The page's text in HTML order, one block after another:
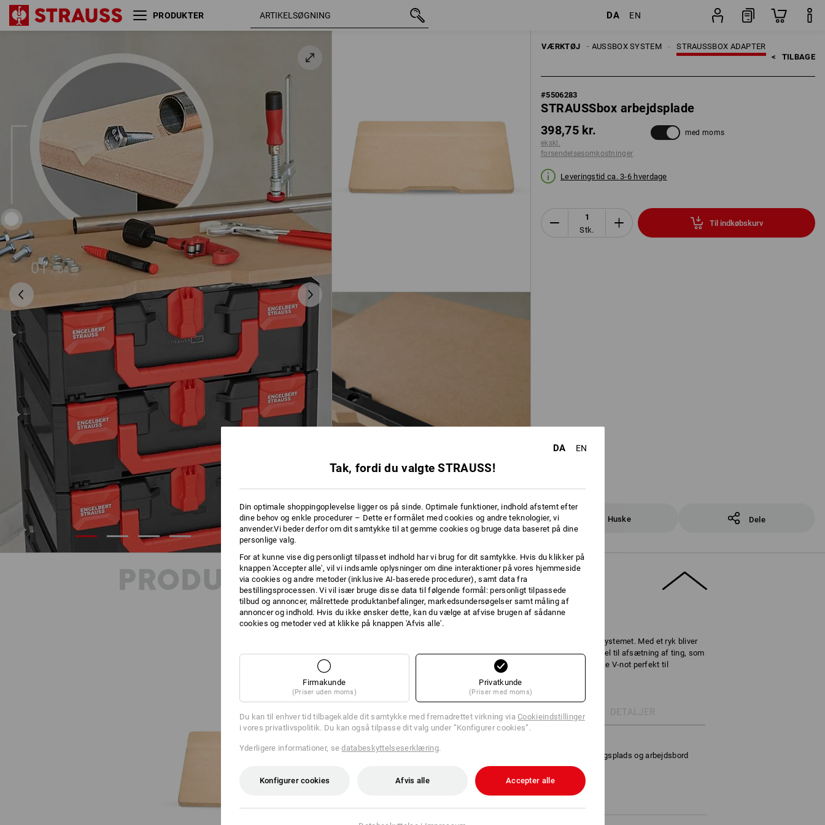
PRODUKTER DA EN
01 / 04
VÆRKTØJ STRAUSSBOX ADAPTER
STRAUSSBOX SYSTEM
HÅNDVÆRKTØJER
< TILBAGE
#5506283
STRAUSSbox arbejdsplade
398,75 kr.
ekskl.
forsendelsesomkostninger
med moms
Leveringstid ca. 3-6 hverdage
Stk.
Til indkøbskurv
Huske Dele
STRAUSSbox arbejdsplade 398,75 kr.
med moms
PRODUKTINFO
ARBEJDSBÆNK TO GO
Arbejdspladen kan nemt fastgøres til STRAUSSbox-systemet. Med et ryk bliver
Box-tårnet til en robust arbejdsplads eller et bord. Ideel til afsætning af ting, som
arbejds- eller skrivebord, og takket være den praktiske V-not perfekt til
BESKRIVELSE DETALJER
udvider STRAUSSbox-systemet som afsætningsplads og arbejdsbord
V-not til nem klipning af rør m.m.
Connection Rail allerede monteret
Mål (BxDxH): ca. 52,0 x 35,0 x 3,5 cm
DA EN
Tak, fordi du valgte STRAUSS!
Din optimale shoppingoplevelse ligger os på sinde. Optimale funktioner, indhold afstemt efter
dine behov og enkle procedurer – Dette er formålet med cookies og andre teknologier, vi
anvender.Vi beder derfor om dit samtykke til at gemme cookies og bruge data baseret på dine
personlige valg.
For at kunne vise dig personligt tilpasset indhold har vi brug for dit samtykke. Hvis du klikker på
knappen 'Accepter alle', vil vi indsamle oplysninger om dine interaktioner på vores hjemmeside
via cookies og andre metoder (inklusive AI-baserede procedurer), samt data fra
bestillingsprocessen. Vi vil især bruge disse data til følgende formål: personligt tilpassede
tilbud og annoncer, målrettede produktanbefalinger, markedsundersøgelser samt måling af
annoncer og indhold. Hvis du ikke ønsker dette, kan du vælge at afvise brugen af sådanne
cookies og metoder ved at klikke på knappen 'Afvis alle'.
Firmakunde
(Priser uden moms)
Privatkunde
(Priser med moms)
Du kan til enhver tid tilbagekalde dit samtykke med fremadrettet virkning viaCookieindstillinger
i vores privatlivspolitik. Du kan også tilpasse dit valg under ”Konfigurer cookies”.
Yderligere informationer, sedatabeskyttelseserklæring.
Konfigurer cookies Afvis alle Accepter alle